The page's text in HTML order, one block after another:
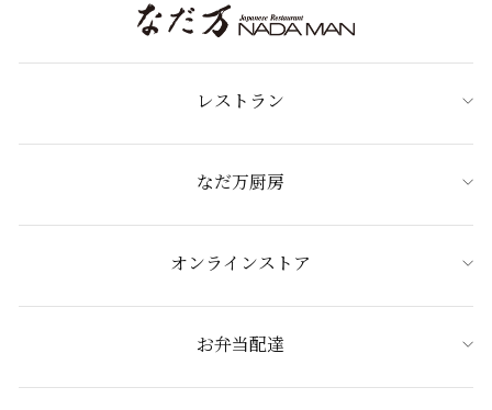
レストラン
なだ万厨房
オンラインストア
お弁当配達